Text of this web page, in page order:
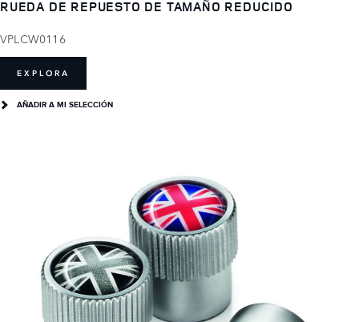
RUEDA DE REPUESTO DE TAMAÑO REDUCIDO
VPLCW0116
EXPLORA
AÑADIR A MI SELECCIÓN